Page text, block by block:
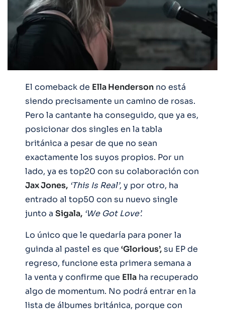
El comeback de Ella Henderson no está
siendo precisamente un camino de rosas.
Pero la cantante ha conseguido, que ya es,
posicionar dos singles en la tabla
británica a pesar de que no sean
exactamente los suyos propios. Por un
lado, ya es top20 con su colaboración con
Jax Jones, ‘This Is Real’, y por otro, ha
entrado al top50 con su nuevo single
junto a Sigala, ‘We Got Love’.
Lo único que le quedaría para poner la
guinda al pastel es que ‘Glorious’,su EP de
regreso, funcione esta primera semana a
la venta y confirme que Ella ha recuperado
algo de momentum. No podrá entrar en la
lista de álbumes británica, porque con